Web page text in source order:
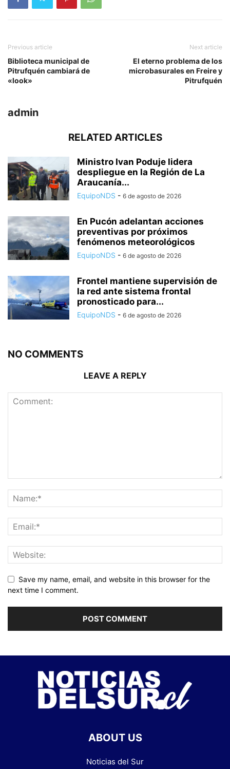
Previous article
Biblioteca municipal de
Pitrufquén cambiará de
«look»
Next article
El eterno problema de los
microbasurales en Freire y
Pitrufquén
admin
RELATED ARTICLES
Ministro Ivan Poduje lidera
despliegue en la Región de La
Araucanía...
EquipoNDS - 6 de agosto de 2026
En Pucón adelantan acciones
preventivas por próximos
fenómenos meteorológicos
EquipoNDS - 6 de agosto de 2026
Frontel mantiene supervisión de
la red ante sistema frontal
pronosticado para...
EquipoNDS - 6 de agosto de 2026
NO COMMENTS
LEAVE A REPLY
Save my name, email, and website in this browser for the
next time I comment.
ABOUT US
Noticias del Sur